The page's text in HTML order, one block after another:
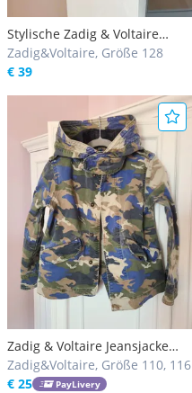
Stylische Zadig & Voltaire
Winterjacke für Kinder - warm,
bequem und hochwertig
Zadig&Voltaire, Größe 128
€ 39
Zadig & Voltaire Jeansjacke
Jungen Gr. 114 - stylische
Frühlings- & Übergangsjacke
Zadig&Voltaire, Größe 110, 116
€ 25
PayLivery